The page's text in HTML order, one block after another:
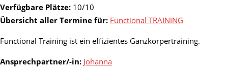
Verfügbare Plätze: 10/10
Übersicht aller Termine für: Functional TRAINING
Functional Training ist ein effizientes Ganzkörpertraining.
Ansprechpartner/-in: Johanna